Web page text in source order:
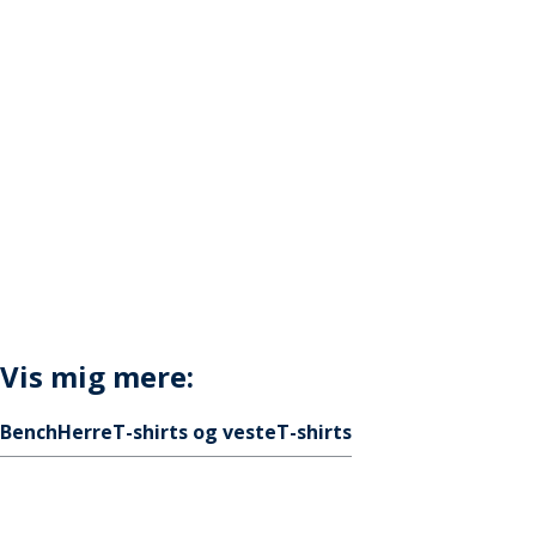
Vis mig mere:
BenchHerreT-shirts og vesteT-shirts